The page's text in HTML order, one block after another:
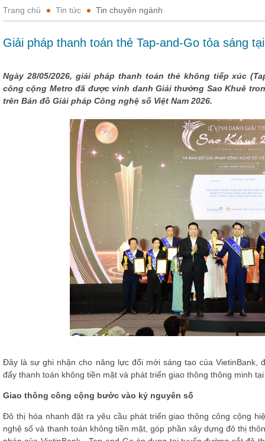
Trang chủ Tin tức Tin chuyên ngành
Giải pháp thanh toán thẻ Tap-and-Go tỏa sáng
Ngày 28/05/2026, giải pháp thanh toán thẻ không tiếp xúc
công cộng Metro đã được vinh danh Giải thưởng Sao Khuê
trên Bản đồ Giải pháp Công nghệ số Việt Nam 2026.
Đây là sự ghi nhận cho năng lực đổi mới sáng tạo của VietinBank,
đẩy thanh toán không tiền mặt và phát triển giao thông thông minh
Giao thông công cộng bước vào kỷ nguyên số
Đô thị hóa nhanh đặt ra yêu cầu phát triển giao thông công cộng
nghệ số và thanh toán không tiền mặt, góp phần xây dựng đô thị